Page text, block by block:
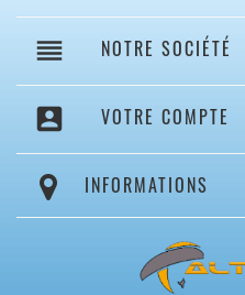
reorder NOTRE SOCIÉTÉ
account_box VOTRE COMPTE
INFORMATIONS